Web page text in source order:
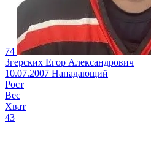
74
Згерских Егор Александрович
10.07.2007 Нападающий
Рост
Вес
Хват
43